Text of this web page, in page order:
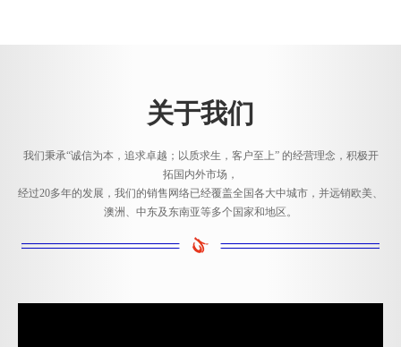
关于我们
我们秉承“诚信为本，追求卓越；以质求生，客户至上” 的经营理念，积极开
拓国内外市场，
经过20多年的发展，我们的销售网络已经覆盖全国各大中城市，并远销欧美、
澳洲、中东及东南亚等多个国家和地区。